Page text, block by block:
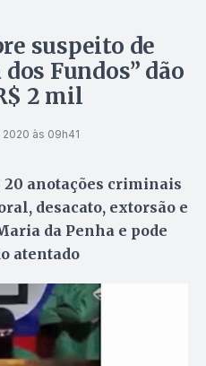
suspeito de
Fundos” dão
2 mil
às 09h41
anotações criminais
desacato, extorsão e
da Penha e pode
atentado